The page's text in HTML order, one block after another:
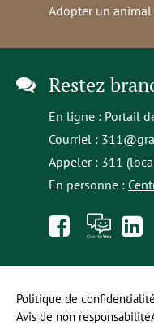
Adopter un
Restez
En ligne : Portail
Courriel :
Appeler : 311
En personne :
Like
us
on
À
toi
la
Politique de confidentialité
Avis de non responsabilité